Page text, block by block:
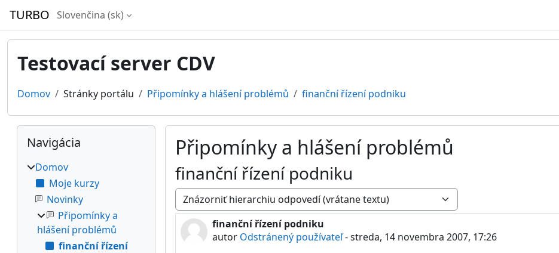
TURBO Slovenčina ‎(sk)‎
Testovací server CDV
Domov Stránky portálu Připomínky a hlášení problémů finanční řízení podniku
Připomínky a hlášení problémů
finanční řízení podniku
Mód zobrazenia
finanční řízení podniku
autor Odstránený používateľ-streda, 14 novembra 2007, 17:26
Počet odpovedí: 0
Bloky
Preskočiť Navigácia
Navigácia
Domov
Moje kurzy
Novinky
Připomínky a
hlášení problémů
finanční řízení